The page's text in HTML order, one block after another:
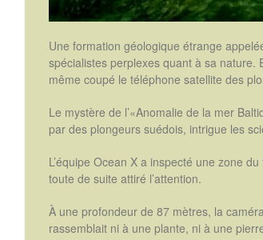
Une formation géologique étrange
spécialistes perplexes quant à sa
même coupé le téléphone satellite des
Le mystère de l’«Anomalie de la mer
par des plongeurs suédois, intrigue les
L’équipe Ocean X a inspecté une zone
toute de suite attiré l’attention.
À une profondeur de 87 mètres, la
rassemblait ni à une plante, ni à une